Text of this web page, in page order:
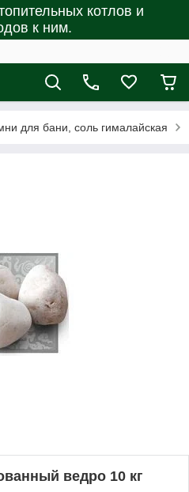
котлов и
к ним.
для бани, соль гималайская
ведро 10 кг